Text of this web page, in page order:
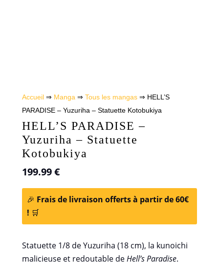
Accueil⇒ Manga ⇒ Tous les mangas⇒ HELL’S
PARADISE – Yuzuriha – Statuette Kotobukiya
HELL’S PARADISE –
Yuzuriha – Statuette
Kotobukiya
199.99€
🎉 Frais de livraison offerts à partir de 60€
! 🛒
Statuette 1/8 de Yuzuriha (18 cm), la kunoichi
malicieuse et redoutable deHell’s Paradise.